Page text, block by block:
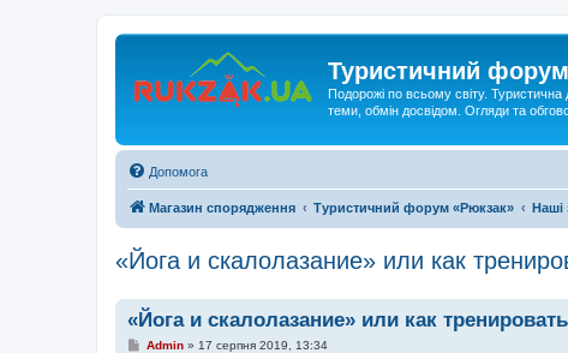
Туристичний
Подорожі по всьому світу.
теми, обмін досвідом. Огляди та
Допомога
Магазин спорядження Туристичний форум «Рюкзак» Наші
«Йога и скалолазание» или как
«Йога и скалолазание» или как
ПAdmin» 17 серпня 2019, 13:34